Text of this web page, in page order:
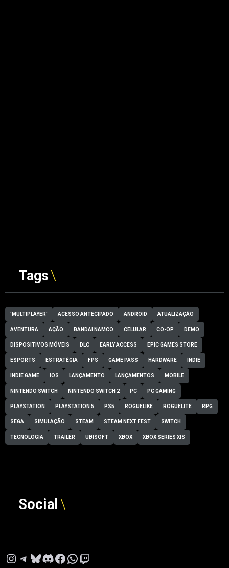
Tags
'MULTIPLAYER' ACESSO ANTECIPADO ANDROID ATUALIZAÇÃO
AVENTURA AÇÃO BANDAI NAMCO CELULAR CO-OP DEMO
DISPOSITIVOS MÓVEIS DLC EARLY ACCESS EPIC GAMES STORE
ESPORTS ESTRATÉGIA FPS GAME PASS HARDWARE INDIE
INDIE GAME IOS LANÇAMENTO LANÇAMENTOS MOBILE
NINTENDO SWITCH NINTENDO SWITCH 2 PC PC GAMING
PLAYSTATION PLAYSTATION 5 PS5 ROGUELIKE ROGUELITE RPG
SEGA SIMULAÇÃO STEAM STEAM NEXT FEST SWITCH
TECNOLOGIA TRAILER UBISOFT XBOX XBOX SERIES X|S
Social
Instagram
Telegram
Bluesky
Discord
Facebook
WhatsApp
Twitch